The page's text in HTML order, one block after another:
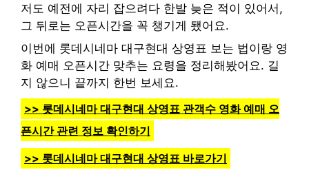
저도 예전에 자리 잡으려다 한발 늦은 적이 있어서,
그 뒤로는 오픈시간을 꼭 챙기게 됐어요.
이번에 롯데시네마 대구현대 상영표 보는 법이랑 영
화 예매 오픈시간 맞추는 요령을 정리해봤어요. 길
지 않으니 끝까지 한번 보세요.
>> 롯데시네마 대구현대 상영표 관객수 영화 예매 오
픈시간 관련 정보 확인하기
>> 롯데시네마 대구현대 상영표 바로가기